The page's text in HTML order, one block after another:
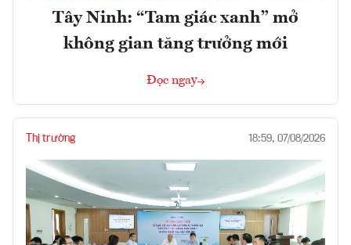
Tây Ninh: “Tam giác xanh” mở
không gian tăng trưởng mới
Đọc ngay
Thị trường 18:59, 07/08/2026